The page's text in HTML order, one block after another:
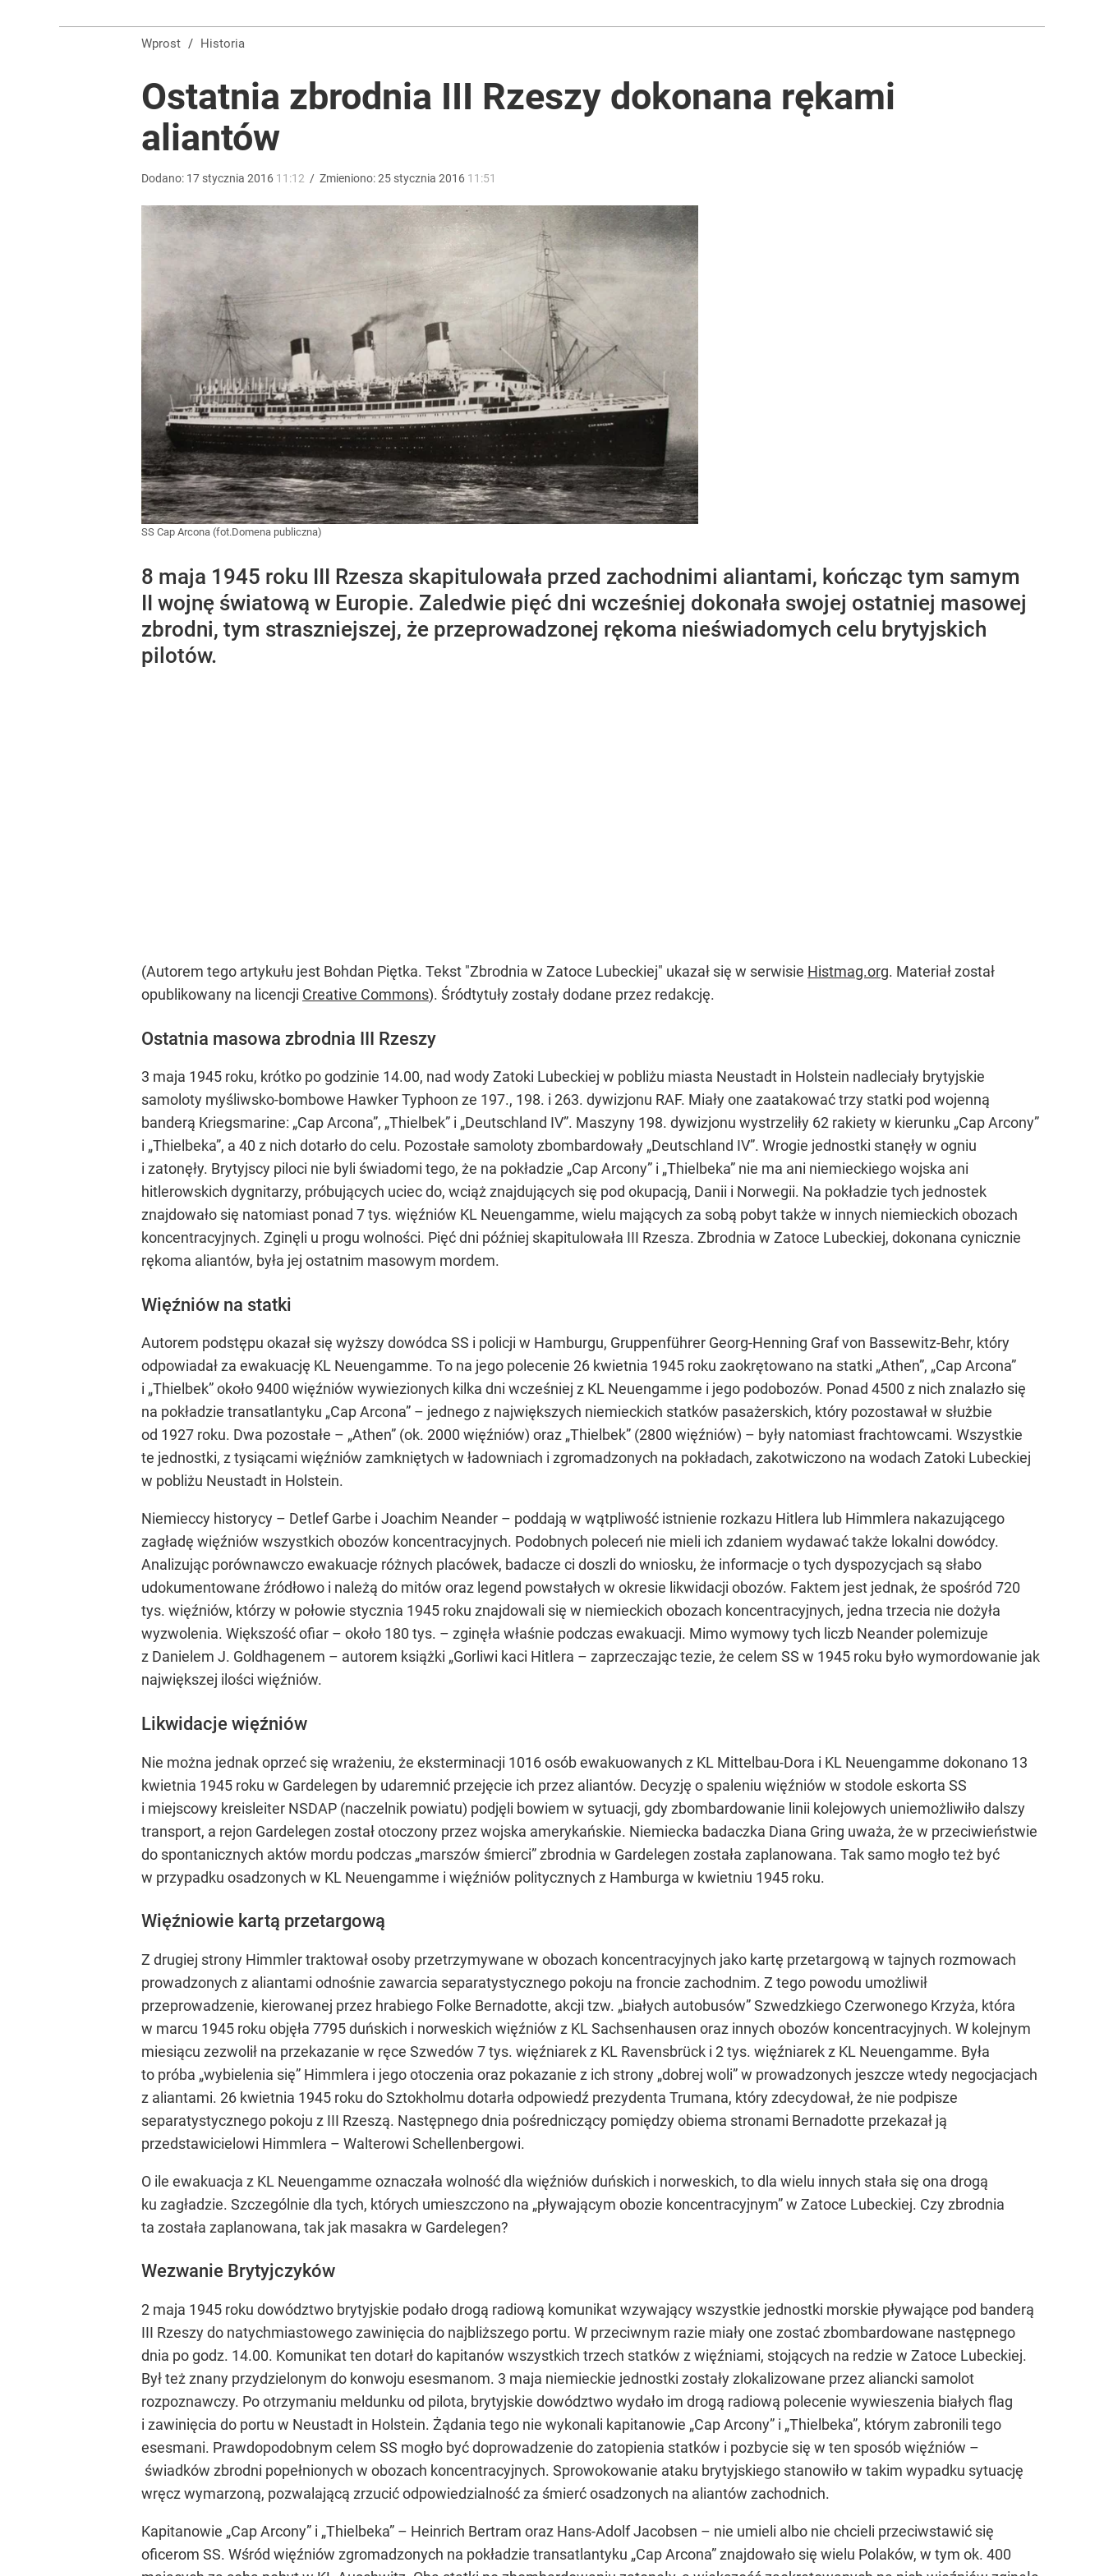
Wprost / Historia
Ostatnia zbrodnia III Rzeszy dokonana rękami
aliantów
Dodano: 17 stycznia 2016 11:12 / Zmieniono:25 stycznia 2016 11:51
SS Cap Arcona (fot.Domena publiczna)
8 maja 1945 roku III Rzesza skapitulowała przed zachodnimi aliantami, kończąc tym samym
II wojnę światową w Europie. Zaledwie pięć dni wcześniej dokonała swojej ostatniej masowej
zbrodni, tym straszniejszej, że przeprowadzonej rękoma nieświadomych celu brytyjskich
pilotów.
(Autorem tego artykułu jest Bohdan Piętka. Tekst "Zbrodnia w Zatoce Lubeckiej" ukazał się w serwisie Histmag.org. Materiał został
opublikowany na licencji Creative Commons). Śródtytuły zostały dodane przez redakcję.
Ostatnia masowa zbrodnia III Rzeszy
3 maja 1945 roku, krótko po godzinie 14.00, nad wody Zatoki Lubeckiej w pobliżu miasta Neustadt in Holstein nadleciały brytyjskie
samoloty myśliwsko-bombowe Hawker Typhoon ze 197., 198. i 263. dywizjonu RAF. Miały one zaatakować trzy statki pod wojenną
banderą Kriegsmarine: „Cap Arcona”, „Thielbek” i „Deutschland IV”. Maszyny 198. dywizjonu wystrzeliły 62 rakiety w kierunku „Cap Arcony”
i „Thielbeka”, a 40 z nich dotarło do celu. Pozostałe samoloty zbombardowały „Deutschland IV”. Wrogie jednostki stanęły w ogniu
i zatonęły. Brytyjscy piloci nie byli świadomi tego, że na pokładzie „Cap Arcony” i „Thielbeka” nie ma ani niemieckiego wojska ani
hitlerowskich dygnitarzy, próbujących uciec do, wciąż znajdujących się pod okupacją, Danii i Norwegii. Na pokładzie tych jednostek
znajdowało się natomiast ponad 7 tys. więźniów KL Neuengamme, wielu mających za sobą pobyt także w innych niemieckich obozach
koncentracyjnych. Zginęli u progu wolności. Pięć dni później skapitulowała III Rzesza. Zbrodnia w Zatoce Lubeckiej, dokonana cynicznie
rękoma aliantów, była jej ostatnim masowym mordem.
Więźniów na statki
Autorem podstępu okazał się wyższy dowódca SS i policji w Hamburgu, Gruppenführer Georg-Henning Graf von Bassewitz-Behr, który
odpowiadał za ewakuację KL Neuengamme. To na jego polecenie 26 kwietnia 1945 roku zaokrętowano na statki „Athen”, „Cap Arcona”
i „Thielbek” około 9400 więźniów wywiezionych kilka dni wcześniej z KL Neuengamme i jego podobozów. Ponad 4500 z nich znalazło się
na pokładzie transatlantyku „Cap Arcona” – jednego z największych niemieckich statków pasażerskich, który pozostawał w służbie
od 1927 roku. Dwa pozostałe – „Athen” (ok. 2000 więźniów) oraz „Thielbek” (2800 więźniów) – były natomiast frachtowcami. Wszystkie
te jednostki, z tysiącami więźniów zamkniętych w ładowniach i zgromadzonych na pokładach, zakotwiczono na wodach Zatoki Lubeckiej
w pobliżu Neustadt in Holstein.
Niemieccy historycy – Detlef Garbe i Joachim Neander – poddają w wątpliwość istnienie rozkazu Hitlera lub Himmlera nakazującego
zagładę więźniów wszystkich obozów koncentracyjnych. Podobnych poleceń nie mieli ich zdaniem wydawać także lokalni dowódcy.
Analizując porównawczo ewakuacje różnych placówek, badacze ci doszli do wniosku, że informacje o tych dyspozycjach są słabo
udokumentowane źródłowo i należą do mitów oraz legend powstałych w okresie likwidacji obozów. Faktem jest jednak, że spośród 720
tys. więźniów, którzy w połowie stycznia 1945 roku znajdowali się w niemieckich obozach koncentracyjnych, jedna trzecia nie dożyła
wyzwolenia. Większość ofiar – około 180 tys. – zginęła właśnie podczas ewakuacji. Mimo wymowy tych liczb Neander polemizuje
z Danielem J. Goldhagenem – autorem książki „Gorliwi kaci Hitlera – zaprzeczając tezie, że celem SS w 1945 roku było wymordowanie jak
największej ilości więźniów.
Likwidacje więźniów
Nie można jednak oprzeć się wrażeniu, że eksterminacji 1016 osób ewakuowanych z KL Mittelbau-Dora i KL Neuengamme dokonano 13
kwietnia 1945 roku w Gardelegen by udaremnić przejęcie ich przez aliantów. Decyzję o spaleniu więźniów w stodole eskorta SS
i miejscowy kreisleiter NSDAP (naczelnik powiatu) podjęli bowiem w sytuacji, gdy zbombardowanie linii kolejowych uniemożliwiło dalszy
transport, a rejon Gardelegen został otoczony przez wojska amerykańskie. Niemiecka badaczka Diana Gring uważa, że w przeciwieństwie
do spontanicznych aktów mordu podczas „marszów śmierci” zbrodnia w Gardelegen została zaplanowana. Tak samo mogło też być
w przypadku osadzonych w KL Neuengamme i więźniów politycznych z Hamburga w kwietniu 1945 roku.
Więźniowie kartą przetargową
Z drugiej strony Himmler traktował osoby przetrzymywane w obozach koncentracyjnych jako kartę przetargową w tajnych rozmowach
prowadzonych z aliantami odnośnie zawarcia separatystycznego pokoju na froncie zachodnim. Z tego powodu umożliwił
przeprowadzenie, kierowanej przez hrabiego Folke Bernadotte, akcji tzw. „białych autobusów” Szwedzkiego Czerwonego Krzyża, która
w marcu 1945 roku objęła 7795 duńskich i norweskich więźniów z KL Sachsenhausen oraz innych obozów koncentracyjnych. W kolejnym
miesiącu zezwolił na przekazanie w ręce Szwedów 7 tys. więźniarek z KL Ravensbrück i 2 tys. więźniarek z KL Neuengamme. Była
to próba „wybielenia się” Himmlera i jego otoczenia oraz pokazanie z ich strony „dobrej woli” w prowadzonych jeszcze wtedy negocjacjach
z aliantami. 26 kwietnia 1945 roku do Sztokholmu dotarła odpowiedź prezydenta Trumana, który zdecydował, że nie podpisze
separatystycznego pokoju z III Rzeszą. Następnego dnia pośredniczący pomiędzy obiema stronami Bernadotte przekazał ją
przedstawicielowi Himmlera – Walterowi Schellenbergowi.
O ile ewakuacja z KL Neuengamme oznaczała wolność dla więźniów duńskich i norweskich, to dla wielu innych stała się ona drogą
ku zagładzie. Szczególnie dla tych, których umieszczono na „pływającym obozie koncentracyjnym” w Zatoce Lubeckiej. Czy zbrodnia
ta została zaplanowana, tak jak masakra w Gardelegen?
Wezwanie Brytyjczyków
2 maja 1945 roku dowództwo brytyjskie podało drogą radiową komunikat wzywający wszystkie jednostki morskie pływające pod banderą
III Rzeszy do natychmiastowego zawinięcia do najbliższego portu. W przeciwnym razie miały one zostać zbombardowane następnego
dnia po godz. 14.00. Komunikat ten dotarł do kapitanów wszystkich trzech statków z więźniami, stojących na redzie w Zatoce Lubeckiej.
Był też znany przydzielonym do konwoju esesmanom. 3 maja niemieckie jednostki zostały zlokalizowane przez aliancki samolot
rozpoznawczy. Po otrzymaniu meldunku od pilota, brytyjskie dowództwo wydało im drogą radiową polecenie wywieszenia białych flag
i zawinięcia do portu w Neustadt in Holstein. Żądania tego nie wykonali kapitanowie „Cap Arcony” i „Thielbeka”, którym zabronili tego
esesmani. Prawdopodobnym celem SS mogło być doprowadzenie do zatopienia statków i pozbycie się w ten sposób więźniów –
świadków zbrodni popełnionych w obozach koncentracyjnych. Sprowokowanie ataku brytyjskiego stanowiło w takim wypadku sytuację
wręcz wymarzoną, pozwalającą zrzucić odpowiedzialność za śmierć osadzonych na aliantów zachodnich.
Kapitanowie „Cap Arcony” i „Thielbeka” – Heinrich Bertram oraz Hans-Adolf Jacobsen – nie umieli albo nie chcieli przeciwstawić się
oficerom SS. Wśród więźniów zgromadzonych na pokładzie transatlantyku „Cap Arcona” znajdowało się wielu Polaków, w tym ok. 400